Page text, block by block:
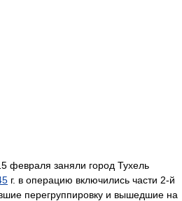
февраля заняли город Тухель
г. в операцию включились части 2-й
перегруппировку и вышедшие на